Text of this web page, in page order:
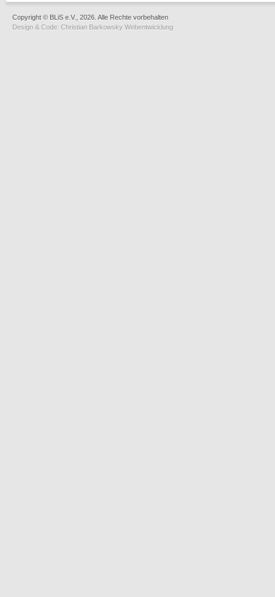
Copyright © BLiS e.V., 2026. Alle Rechte vorbehalten
Design & Code: Christian Barkowsky Webentwicklung